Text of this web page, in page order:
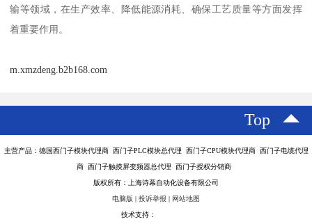
输等领域，在生产效率、降低能源消耗、确保工艺质量等方面发挥
着重要作用。
m.xmzdeng.b2b168.com
Top
主营产品：德国西门子模块代理商 西门子PLC模块总代理 西门子CPU模块代理商 西门子电缆代理
商 西门子触摸屏变频器总代理 西门子授权分销商
版权所有：上海诗幕自动化设备有限公司
电脑版 | 投诉举报 | 网站地图
技术支持：